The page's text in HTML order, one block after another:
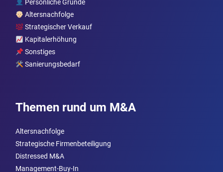
Persönliche Gründe
Altersnachfolge
Strategischer Verkauf
Kapitalerhöhung
Sonstiges
Sanierungsbedarf
Themen rund um M&A
Altersnachfolge
Strategische Firmenbeteiligung
Distressed M&A
Management-Buy-In